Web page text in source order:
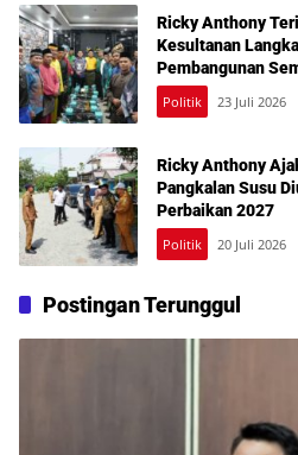
Ricky Anthony
Kesultanan
Pembangunan
Politik 23 Juli 2026
Ricky Anthony
Pangkalan Susu
Perbaikan 2027
Politik 20 Juli 2026
Postingan Terunggul